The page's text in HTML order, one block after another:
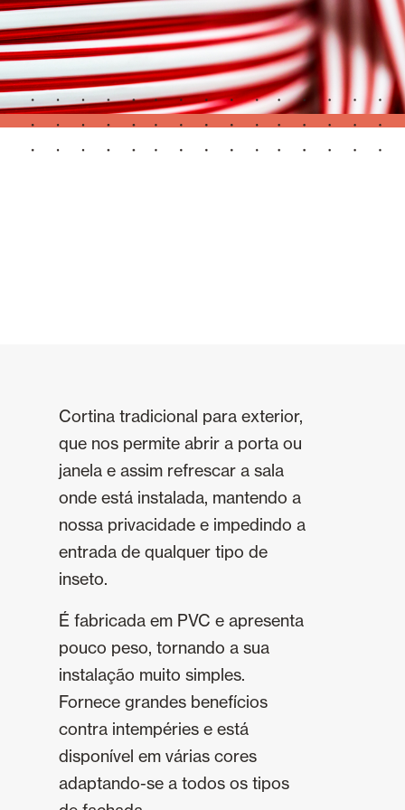
Portas Automáticas
Cortina tradicional para exterior,
que nos permite abrir a porta ou
janela e assim refrescar a sala
onde está instalada, mantendo a
nossa privacidade e impedindo a
entrada de qualquer tipo de
inseto.
É fabricada em PVC e apresenta
pouco peso, tornando a sua
instalação muito simples.
Fornece grandes benefícios
contra intempéries e está
disponível em várias cores
adaptando-se a todos os tipos